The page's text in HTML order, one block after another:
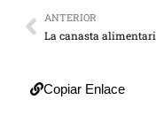
ANTERIOR
Copiar Enlace